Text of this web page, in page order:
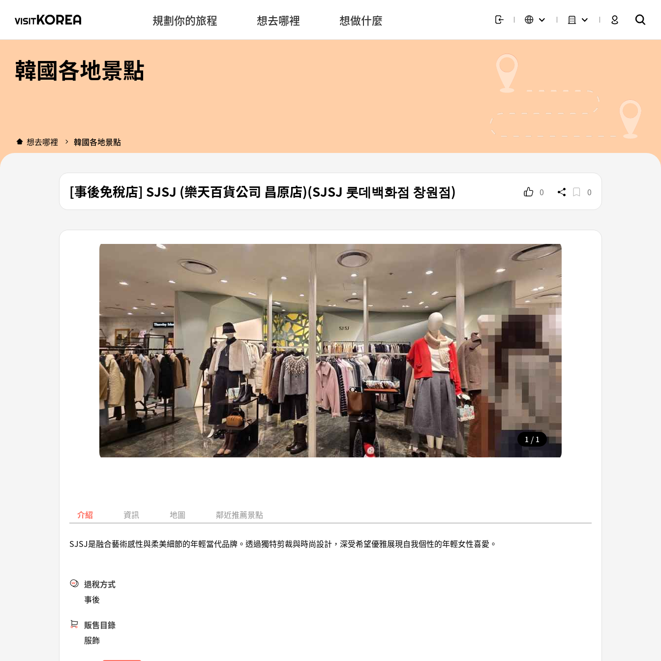
規劃你的旅程 想去哪裡 想做什麼
韓國各地景點
想去哪裡 韓國各地景點
[事後免稅店] SJSJ (樂天百貨公司 昌原店)(SJSJ 롯데백화점 창원점) 0 0
1 / 1
介紹 資訊 地圖 鄰近推薦景點
SJSJ是融合藝術感性與柔美細節的年輕當代品牌。透過獨特剪裁與時尚設計，深受希望優雅展現自我個性的年輕女性喜愛。
退稅方式
事後
販售目錄
服飾